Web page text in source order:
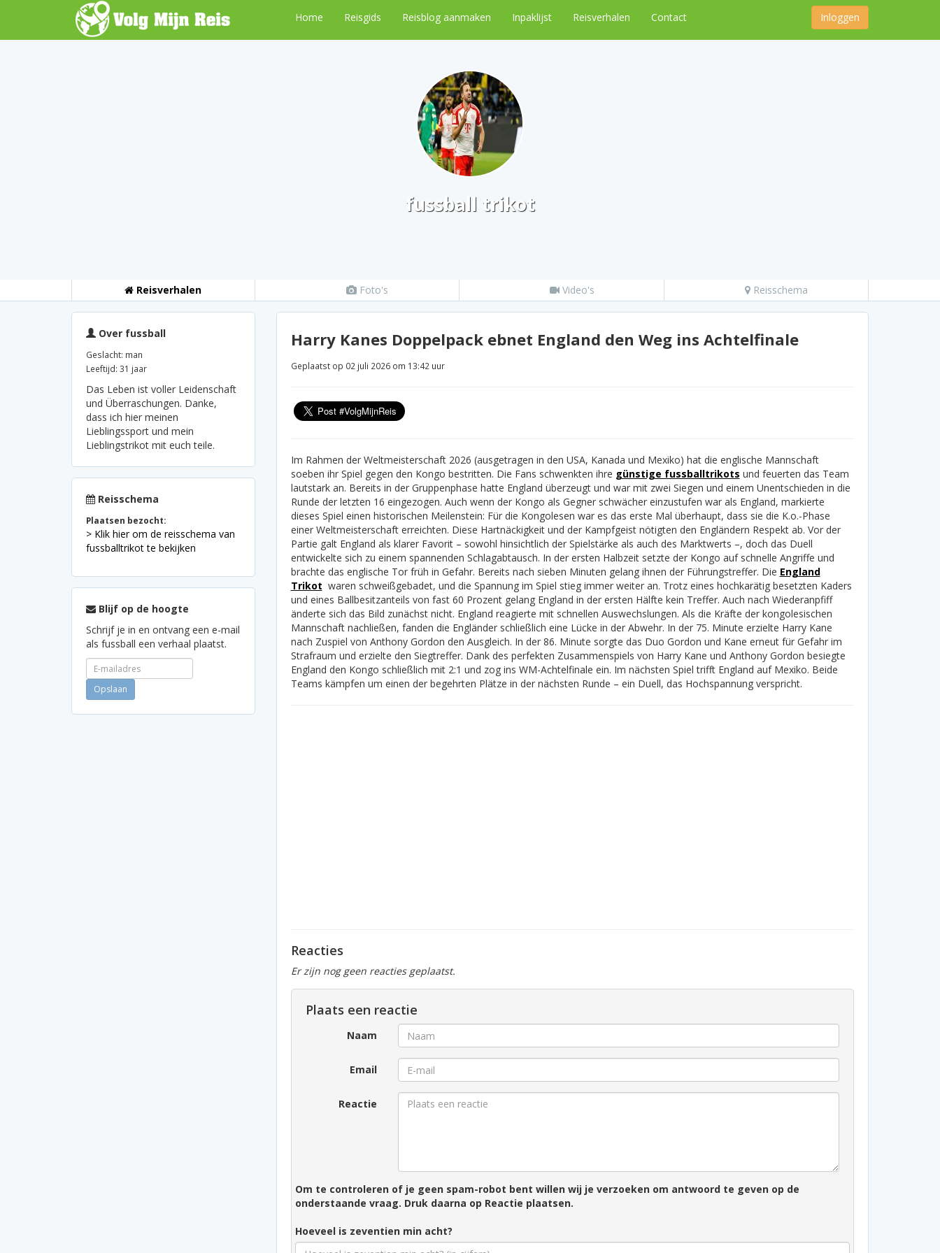
Home Reisgids Reisblog aanmaken Inpaklijst Reisverhalen Contact Inloggen
fussball trikot
Reisverhalen Foto's Video's Reisschema
Over fussball
Geslacht: man
Leeftijd: 31 jaar
Das Leben ist voller Leidenschaft
und Überraschungen. Danke,
dass ich hier meinen
Lieblingssport und mein
Lieblingstrikot mit euch teile.
Reisschema
Plaatsen bezocht:
> Klik hier om de reisschema van
fussballtrikot te bekijken
Blijf op de hoogte
Schrijf je in en ontvang een e-mail
als fussball een verhaal plaatst.
Harry Kanes Doppelpack ebnet England den Weg ins Achtelfinale
Geplaatst op 02 juli 2026 om 13:42 uur
Im Rahmen der Weltmeisterschaft 2026 (ausgetragen in den USA, Kanada und Mexiko) hat die englische Mannschaft
soeben ihr Spiel gegen den Kongo bestritten. Die Fans schwenkten ihre günstige fussballtrikots und feuerten das Team
lautstark an. Bereits in der Gruppenphase hatte England überzeugt und war mit zwei Siegen und einem Unentschieden in die
Runde der letzten 16 eingezogen. Auch wenn der Kongo als Gegner schwächer einzustufen war als England, markierte
dieses Spiel einen historischen Meilenstein: Für die Kongolesen war es das erste Mal überhaupt, dass sie die K.o.-Phase
einer Weltmeisterschaft erreichten. Diese Hartnäckigkeit und der Kampfgeist nötigten den Engländern Respekt ab. Vor der
Partie galt England als klarer Favorit – sowohl hinsichtlich der Spielstärke als auch des Marktwerts –, doch das Duell
entwickelte sich zu einem spannenden Schlagabtausch. In der ersten Halbzeit setzte der Kongo auf schnelle Angriffe und
brachte das englische Tor früh in Gefahr. Bereits nach sieben Minuten gelang ihnen der Führungstreffer. Die England
Trikot waren schweißgebadet, und die Spannung im Spiel stieg immer weiter an. Trotz eines hochkarätig besetzten Kaders
und eines Ballbesitzanteils von fast 60 Prozent gelang England in der ersten Hälfte kein Treffer. Auch nach Wiederanpfiff
änderte sich das Bild zunächst nicht. England reagierte mit schnellen Auswechslungen. Als die Kräfte der kongolesischen
Mannschaft nachließen, fanden die Engländer schließlich eine Lücke in der Abwehr. In der 75. Minute erzielte Harry Kane
nach Zuspiel von Anthony Gordon den Ausgleich. In der 86. Minute sorgte das Duo Gordon und Kane erneut für Gefahr im
Strafraum und erzielte den Siegtreffer. Dank des perfekten Zusammenspiels von Harry Kane und Anthony Gordon besiegte
England den Kongo schließlich mit 2:1 und zog ins WM-Achtelfinale ein. Im nächsten Spiel trifft England auf Mexiko. Beide
Teams kämpfen um einen der begehrten Plätze in der nächsten Runde – ein Duell, das Hochspannung verspricht.
Reacties
Er zijn nog geen reacties geplaatst.
Plaats een reactie
Naam
Email
Reactie
Om te controleren of je geen spam-robot bent willen wij je verzoeken om antwoord te geven op de
onderstaande vraag. Druk daarna op Reactie plaatsen.
Hoeveel is zeventien min acht?